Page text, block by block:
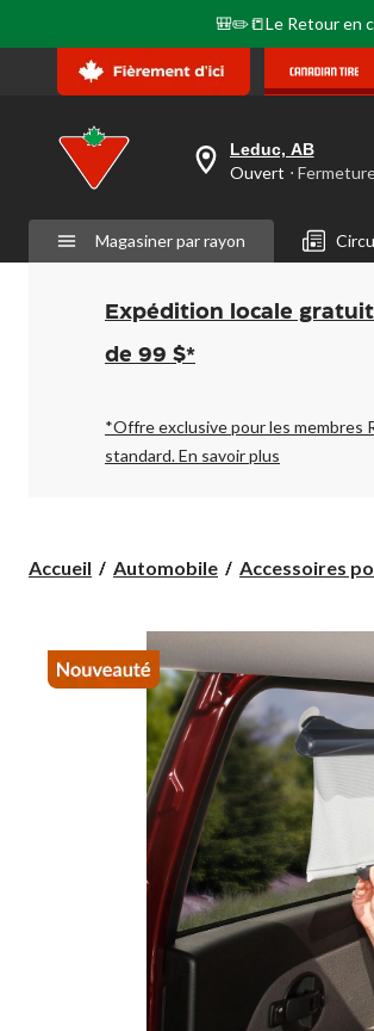
🎒✏️📒Le Retour en
votre
est
Leduc,
AB,
Ouvert,
Fermeture
à
pour
changer
Leduc, AB
Ouvert
Magasiner par rayon
Expédition locale
de 99 $*
*Offre exclusive pour les membres
standard.En savoir plus
Accueil Automobile Accessoires